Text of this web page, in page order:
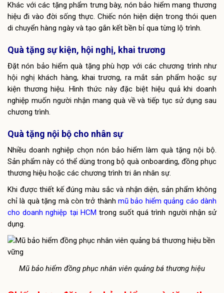
Khác với các tặng phẩm trưng bày, nón bảo hiểm mang thương
hiệu đi vào đời sống thực. Chiếc nón hiện diện trong thói quen
di chuyển hàng ngày và tạo gắn kết bền bỉ qua từng lộ trình.
Quà tặng sự kiện, hội nghị, khai trương
Đặt nón bảo hiểm quà tặng phù hợp với các chương trình như
hội nghị khách hàng, khai trương, ra mắt sản phẩm hoặc sự
kiện thương hiệu. Hình thức này đặc biệt hiệu quả khi doanh
nghiệp muốn người nhận mang quà về và tiếp tục sử dụng sau
chương trình.
Quà tặng nội bộ cho nhân sự
Nhiều doanh nghiệp chọn nón bảo hiểm làm quà tặng nội bộ.
Sản phẩm này có thể dùng trong bộ quà onboarding, đồng phục
thương hiệu hoặc các chương trình tri ân nhân sự.
Khi được thiết kế đúng màu sắc và nhận diện, sản phẩm không
chỉ là quà tặng mà còn trở thànhmũ bảo hiểm quảng cáo dành
cho doanh nghiệp tại HCM trong suốt quá trình người nhận sử
dụng.
Mũ bảo hiểm đồng phục nhân viên quảng bá thương hiệu